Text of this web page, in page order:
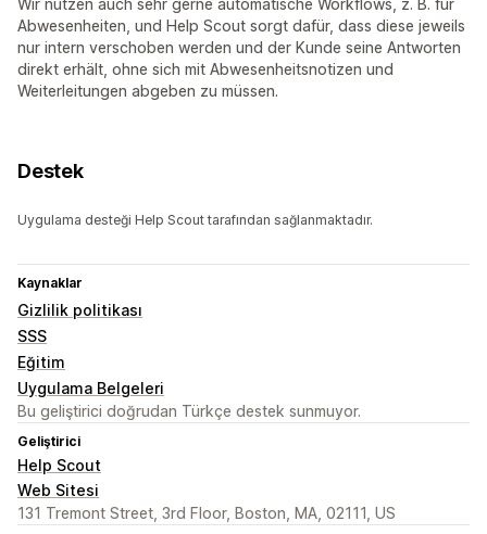
Wir nutzen auch sehr gerne automatische Workflows, z. B. für
Abwesenheiten, und Help Scout sorgt dafür, dass diese jeweils
nur intern verschoben werden und der Kunde seine Antworten
direkt erhält, ohne sich mit Abwesenheitsnotizen und
Weiterleitungen abgeben zu müssen.
Destek
Uygulama desteği Help Scout tarafından sağlanmaktadır.
Kaynaklar
Gizlilik politikası
SSS
Eğitim
Uygulama Belgeleri
Bu geliştirici doğrudan Türkçe destek sunmuyor.
Geliştirici
Help Scout
Web Sitesi
131 Tremont Street, 3rd Floor, Boston, MA, 02111, US